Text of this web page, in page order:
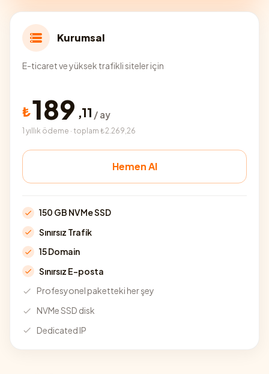
Kurumsal
E-ticaret ve yüksek trafikli siteler için
₺189 ,11 / ay
1 yıllık ödeme · toplam ₺2.269,26
Hemen Al
150 GB NVMe SSD
Sınırsız Trafik
15 Domain
Sınırsız E-posta
Profesyonel paketteki her şey
NVMe SSD disk
Dedicated IP